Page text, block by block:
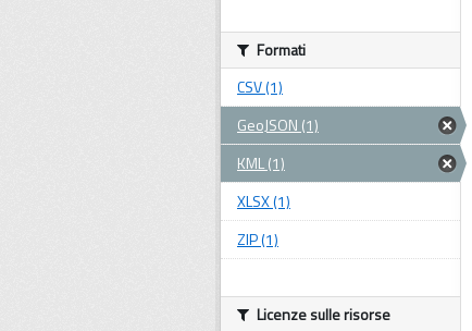
Formati
CSV (1)
GeoJSON (1)
KML (1)
XLSX (1)
ZIP (1)
Licenze sulle risorse